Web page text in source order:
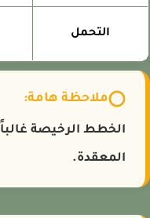
التحمل
ملاحظة هامة:
الخطط الرخيصة غالباً
المعقدة.